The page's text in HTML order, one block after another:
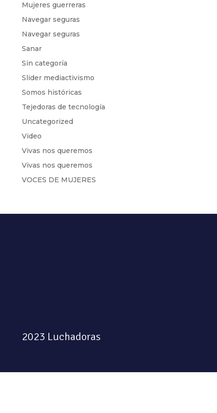
Mujeres guerreras
Navegar seguras
Navegar seguras
Sanar
Sin categoría
Slider mediactivismo
Somos históricas
Tejedoras de tecnología
Uncategorized
Video
Vivas nos queremos
Vivas nos queremos
VOCES DE MUJERES
2023 Luchadoras